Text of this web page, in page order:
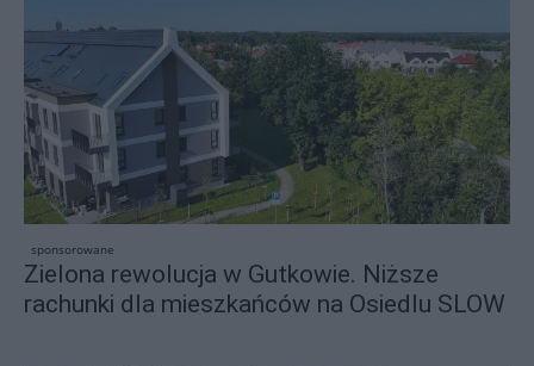
sponsorowane
Zielona rewolucja w Gutkowie. Niższe
rachunki dla mieszkańców na Osiedlu SLOW